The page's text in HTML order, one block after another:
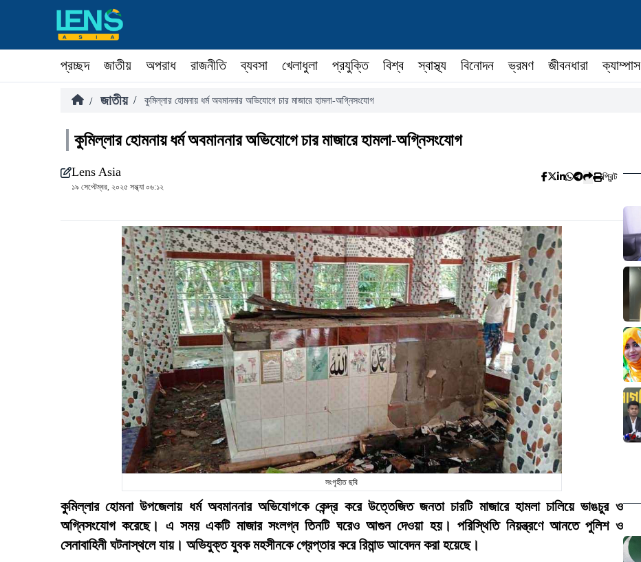
প্রচ্ছদ জাতীয় অপরাধ রাজনীতি ব্যবসা খেলাধুলা প্রযুক্তি বিশ্ব স্বাস্থ্য বিনোদন ভ্রমণ জীবনধারা ক্যাম্পাস
/ জাতীয় / কুমিল্লার হোমনায় ধর্ম অবমাননার অভিযোগে চার মাজারে হামলা-অগ্নিসংযোগ
কুমিল্লার হোমনায় ধর্ম অবমাননার অভিযোগে চার মাজারে হামলা-অগ্নিসংযোগ
Lens Asia
১৯ সেপ্টেম্বর, ২০২৫ সন্ধ্যা ০৬:১২
প্রিন্ট
সংগৃহীত ছবি
কুমিল্লার হোমনা উপজেলায় ধর্ম অবমাননার অভিযোগকে কেন্দ্র করে উত্তেজিত জনতা চারটি মাজারে হামলা চালিয়ে ভাঙচুর ও
অগ্নিসংযোগ করেছে। এ সময় একটি মাজার সংলগ্ন তিনটি ঘরেও আগুন দেওয়া হয়। পরিস্থিতি নিয়ন্ত্রণে আনতে পুলিশ ও
সেনাবাহিনী ঘটনাস্থলে যায়। অভিযুক্ত যুবক মহসীনকে গ্রেপ্তার করে রিমান্ড আবেদন করা হয়েছে।